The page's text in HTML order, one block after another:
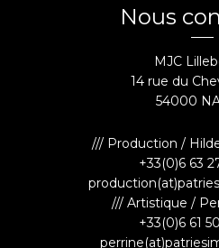
Nous
MJC
14 rue du
54000
/// Production /
+33(0)6 63
/// Artistique /
+33(0)6 61